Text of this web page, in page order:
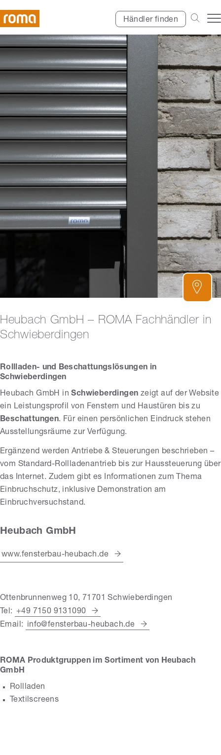
Händler finden
Heubach GmbH – ROMA Fachhändler in
Schwieberdingen
Rollladen- und Beschattungslösungen in
Schwieberdingen
Heubach GmbH inSchwieberdingen zeigt auf der Website
ein Leistungsprofil von Fenstern und Haustüren bis zu
Beschattungen. Für einen persönlichen Eindruck stehen
Ausstellungsräume zur Verfügung.
Ergänzend werden Antriebe & Steuerungen beschrieben –
vom Standard-Rollladenantrieb bis zur Haussteuerung über
das Internet. Zudem gibt es Informationen zum Thema
Einbruchschutz, inklusive Demonstration am
Einbruchversuchstand.
Heubach GmbH
www.fensterbau-heubach.de
Ottenbrunnenweg 10, 71701 Schwieberdingen
Tel: +49 7150 9131090
Email:
info@fensterbau-heubach.de
ROMA Produktgruppen im Sortiment von Heubach
GmbH
Rollladen
Textilscreens